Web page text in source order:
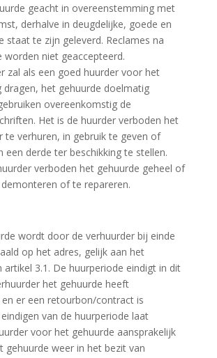
geacht in overeenstemming met
derhalve in deugdelijke, goede en
staat te zijn geleverd. Reclames na
worden niet geaccepteerd.
zal als een goed huurder voor het
dragen, het gehuurde doelmatig
overeenkomstig de
Het is de huurder verboden het
te verhuren, in gebruik te geven of
een derde ter beschikking te stellen.
verboden het gehuurde geheel of
of te repareren.
wordt door de verhuurder bij einde
op het adres, gelijk aan het
artikel 3.1. De huurperiode eindigt in dit
het gehuurde heeft
er een retourbon/contract is
van de huurperiode laat
voor het gehuurde aansprakelijk
weer in het bezit van